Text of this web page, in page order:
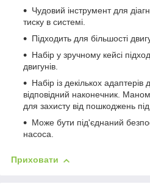
Чудовий інструмент для
тиску в системі.
Підходить для більшості
Набір у зручному кейсі
двигунів.
Набір із декількох адаптерів
відповідний наконечник.
для захисту від пошкоджень
Може бути під'єднаний
насоса.
Приховати